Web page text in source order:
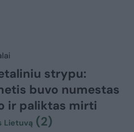
strypu:
buvo numestas
ir paliktas mirti
Lietuvą (2)